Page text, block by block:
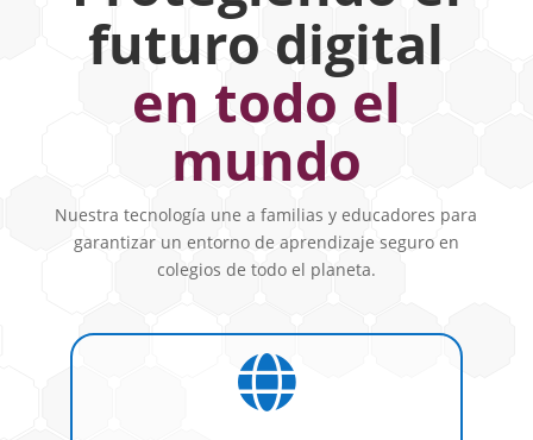
futuro digital
en todo el
mundo
Nuestra tecnología une a familias y educadores para
garantizar un entorno de aprendizaje seguro en
colegios de todo el planeta.
